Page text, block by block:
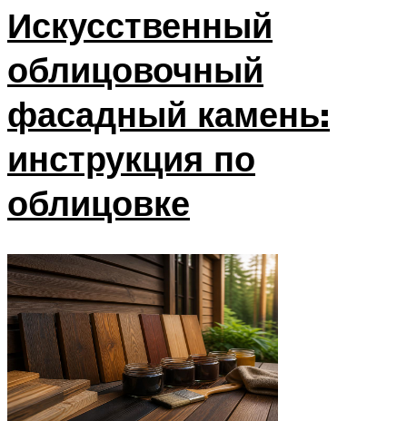
Искусственный
облицовочный
фасадный камень:
инструкция по
облицовке